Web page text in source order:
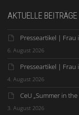
AKTUELLE BEITRÄGE
Presseartikel | Frau
6. August 2026
Presseartikel | Frau
4. August 2026
CeU „Summer in
3. August 2026